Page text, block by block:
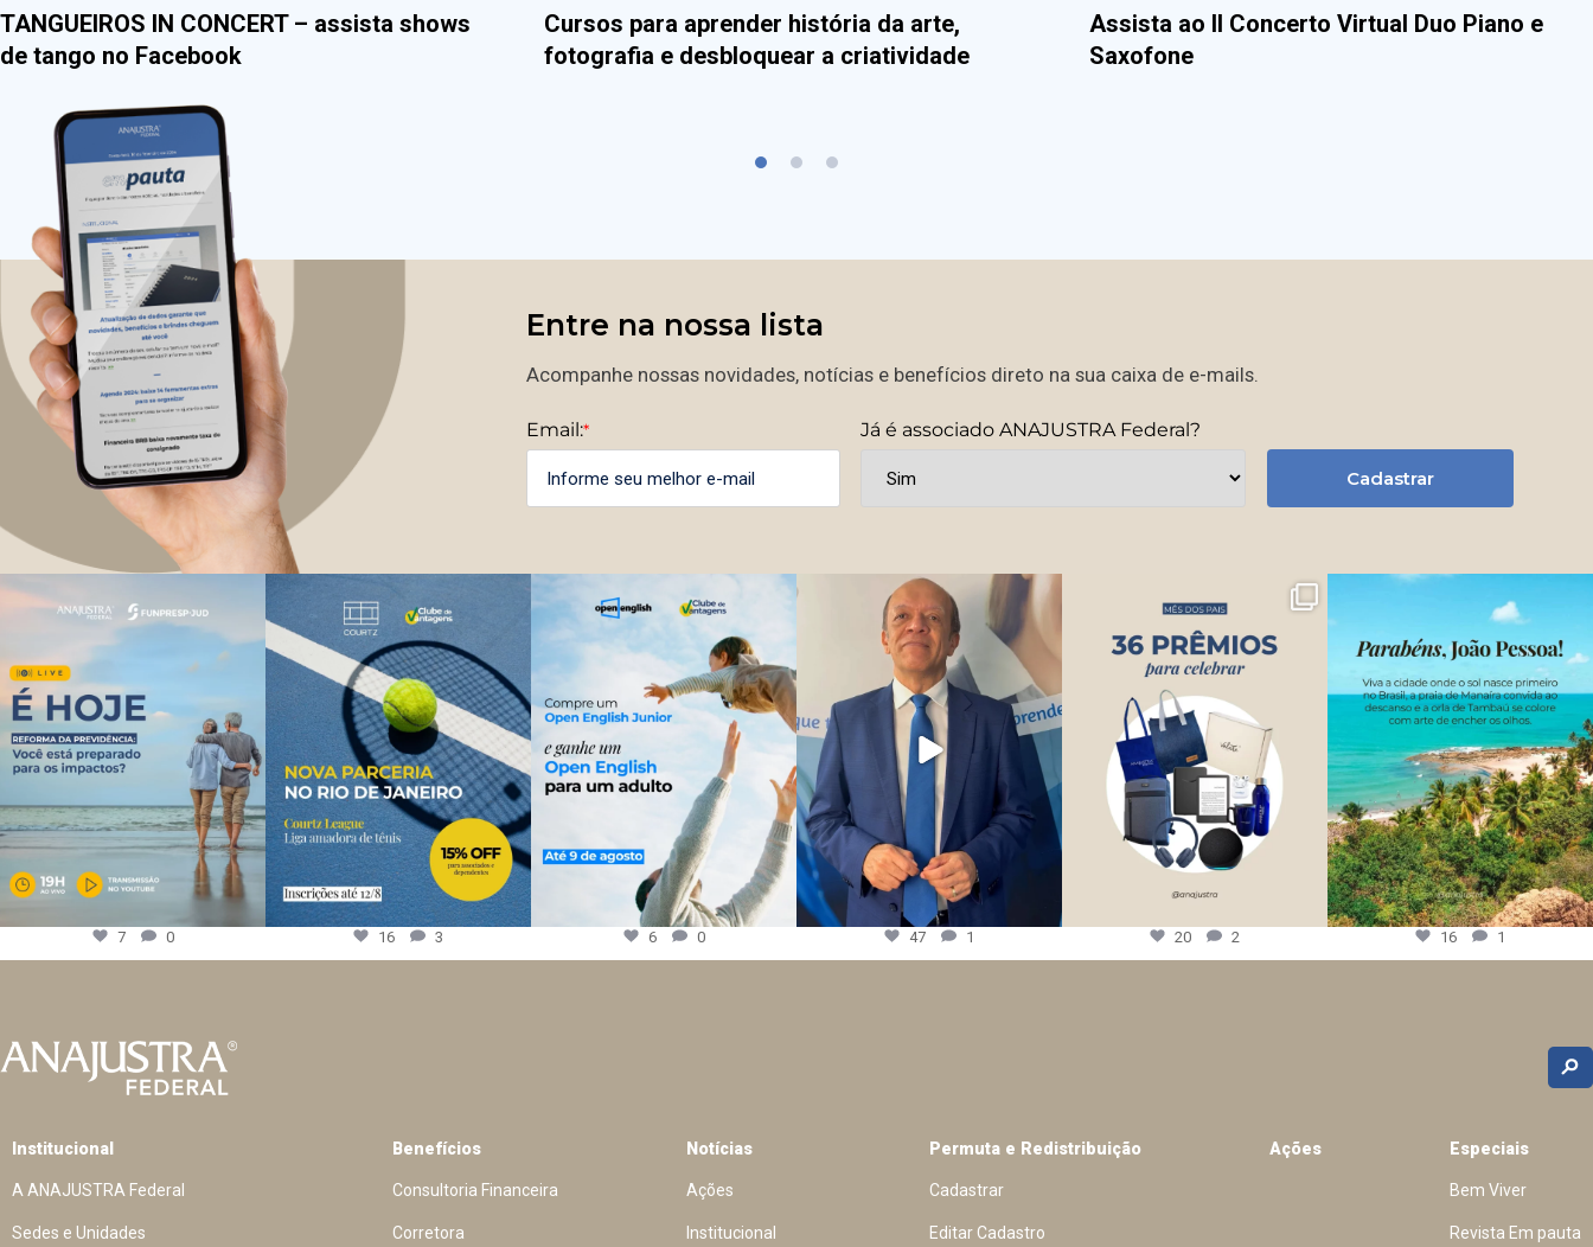
TANGUEIROS IN CONCERT – assista shows
de tango no Facebook
Cursos para aprender história da arte,
fotografia e desbloquear a criatividade
Assista ao II Concerto Virtual Duo Piano e
Saxofone
Entre na nossa lista
Acompanhe nossas novidades, notícias e benefícios direto na sua caixa de e-mails.
Email:* Já é associado ANAJUSTRA Federal?
Cadastrar
7 0 16 3 6 0 47 1 20 2 16 1
Institucional
A ANAJUSTRA Federal
Sedes e Unidades
Benefícios
Consultoria Financeira
Corretora
Notícias
Ações
Institucional
Permuta e Redistribuição
Cadastrar
Editar Cadastro
Ações Especiais
Bem Viver
Revista Em pauta